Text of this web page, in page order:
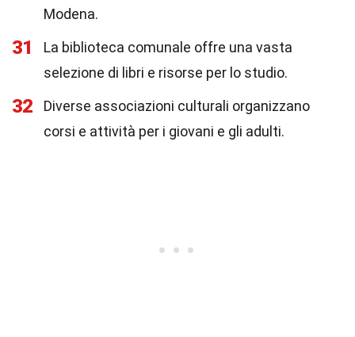
Modena.
31
La biblioteca comunale offre una vasta
selezione di libri e risorse per lo studio.
32
Diverse associazioni culturali organizzano
corsi e attività per i giovani e gli adulti.